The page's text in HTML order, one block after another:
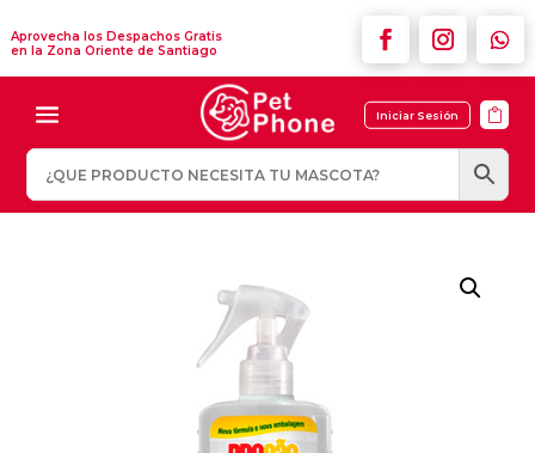
Aprovecha los Despachos Gratis
en la Zona Oriente de Santiago
Iniciar Sesión 